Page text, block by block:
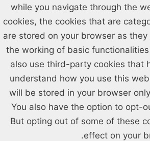
while you navigate through the
cookies, the cookies that are
are stored on your browser as
the working of basic
also use third-party cookies that
understand how you use this
will be stored in your browser
You also have the option to opt-
But opting out of some of these
effect on your